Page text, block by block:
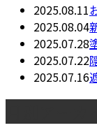
2025.08.11
2025.08.04
2025.07.28
2025.07.22
2025.07.16